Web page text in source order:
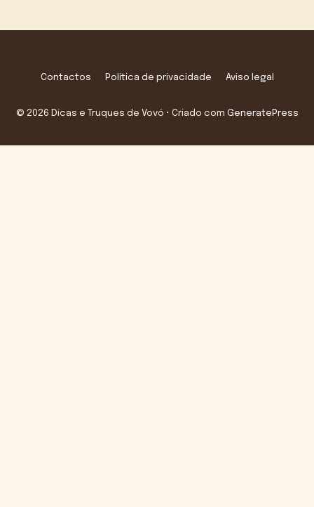
Contactos Política de privacidade Aviso legal
© 2026 Dicas e Truques de Vovó • Criado com GeneratePress